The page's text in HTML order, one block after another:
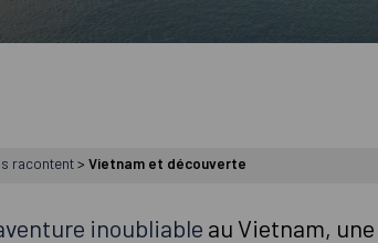
racontent> Vietnam et découverte
inoubliable au Vietnam,